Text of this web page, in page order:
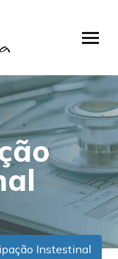
Instestinal